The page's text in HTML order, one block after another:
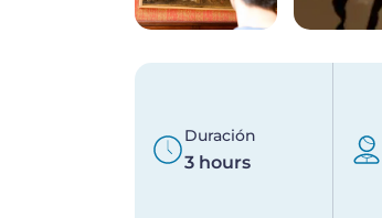
Duración
3 hours